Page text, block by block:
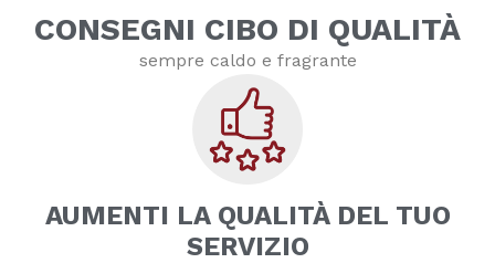
CONSEGNI CIBO DI QUALITÀ
sempre caldo e fragrante
AUMENTI LA QUALITÀ DEL TUO
SERVIZIO